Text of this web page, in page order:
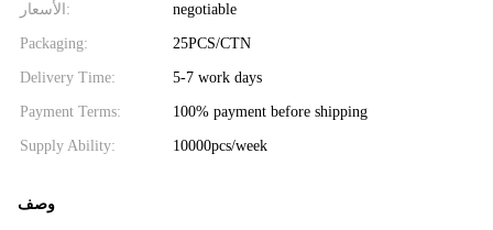
الأسعار: negotiable
Packaging: 25PCS/CTN
Delivery Time: 5-7 work days
Payment Terms: 100% payment before shipping
Supply Ability: 10000pcs/week
وصف